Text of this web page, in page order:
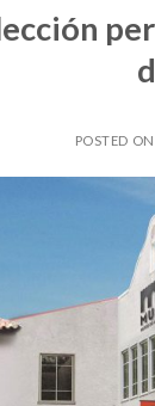
POSTED ON